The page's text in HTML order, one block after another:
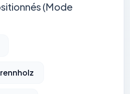
(Mode